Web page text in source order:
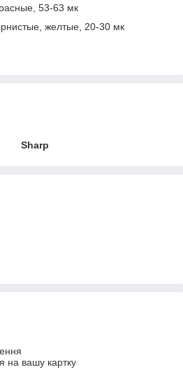
53-63 мк
желтые, 20-30 мк
Sharp
на вашу картку